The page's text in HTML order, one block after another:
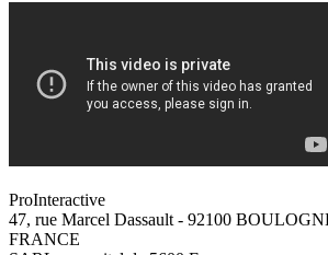
ProInteractive
47, rue Marcel Dassault - 92100
FRANCE